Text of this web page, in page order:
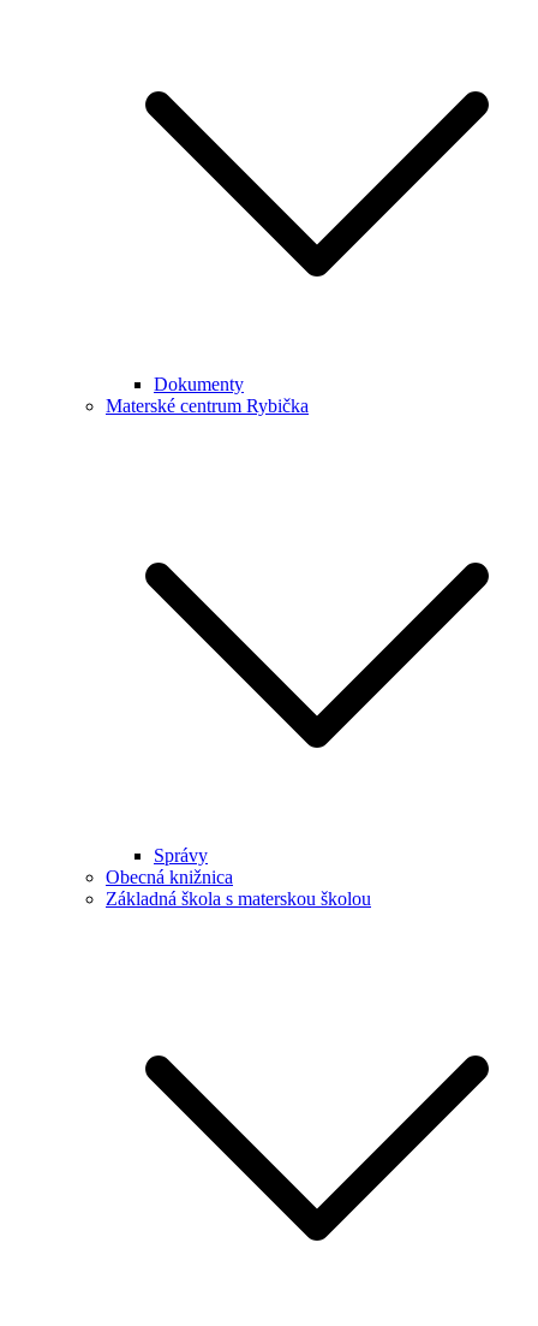
Dokumenty
Materské centrum Rybička
Správy
Obecná knižnica
Základná škola s materskou školou